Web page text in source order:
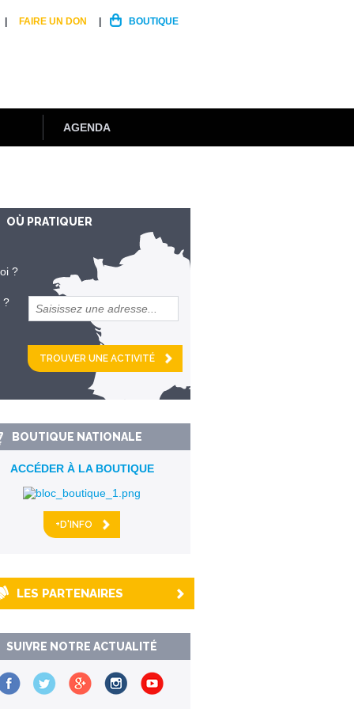
FAIRE UN DON BOUTIQUE
AGENDA
OÙ PRATIQUER
?
?
et
km alentour
BOUTIQUE NATIONALE
ACCÉDER À LA BOUTIQUE
+D'INFO
LES PARTENAIRES
SUIVRE NOTRE ACTUALITÉ